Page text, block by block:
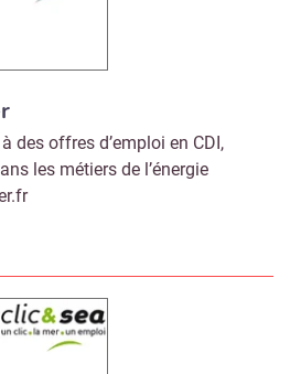
des offres d’emploi en CDI,
les métiers de l’énergie